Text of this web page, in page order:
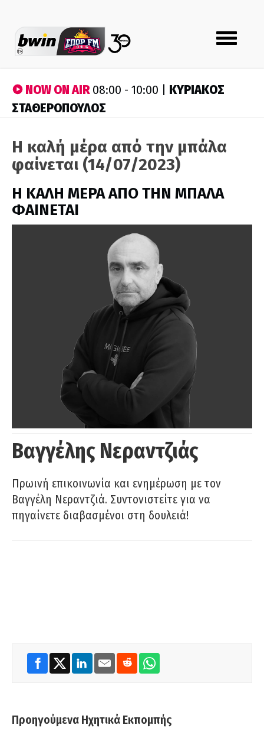
Toggle
navigation
NOW ON AIR08:00 - 10:00 | ΚΥΡΙΑΚΟΣ
ΣΤΑΘΕΡΟΠΟΥΛΟΣ
Η καλή μέρα από την μπάλα
φαίνεται (14/07/2023)
H ΚΑΛΗ ΜΕΡΑ ΑΠΟ ΤΗΝ ΜΠΑΛΑ
ΦΑΙΝΕΤΑΙ
Βαγγέλης Νεραντζιάς
Πρωινή επικοινωνία και ενημέρωση με τον
Βαγγέλη Νεραντζιά. Συντονιστείτε για να
πηγαίνετε διαβασμένοι στη δουλειά!
Προηγούμενα Ηχητικά Εκπομπής